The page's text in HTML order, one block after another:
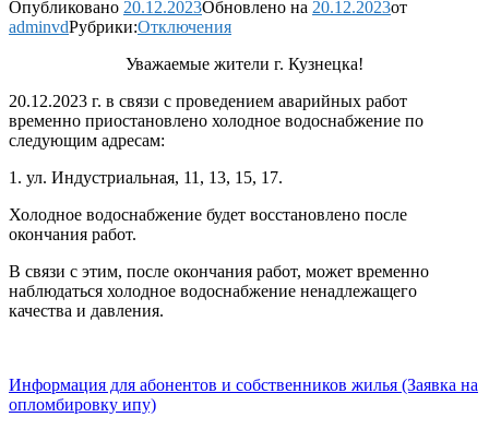
Опубликовано 20.12.2023Обновлено на 20.12.2023от
adminvdРубрики:Отключения
Уважаемые жители г. Кузнецка!
20.12.2023 г. в связи с проведением аварийных работ
временно приостановлено холодное водоснабжение по
следующим адресам:
1. ул. Индустриальная, 11, 13, 15, 17.
Холодное водоснабжение будет восстановлено после
окончания работ.
В связи с этим, после окончания работ, может временно
наблюдаться холодное водоснабжение ненадлежащего
качества и давления.
Информация для абонентов и собственников жилья (Заявка на
опломбировку ипу)